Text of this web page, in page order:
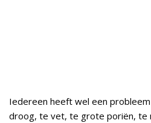
Iedereen heeft wel een
droog, te vet, te grote poriën, te